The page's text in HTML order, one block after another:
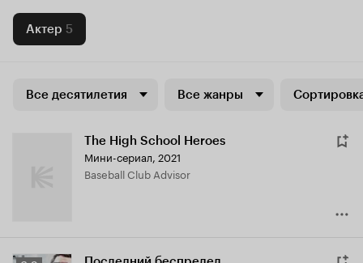
Актер 5
Все десятилетия Все жанры
The High School Heroes
Мини-сериал, 2021
Baseball Club Advisor